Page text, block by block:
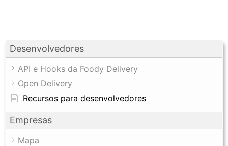
Desenvolvedores
API e Hooks da Foody Delivery
Open Delivery
Recursos para desenvolvedores
Empresas
Mapa